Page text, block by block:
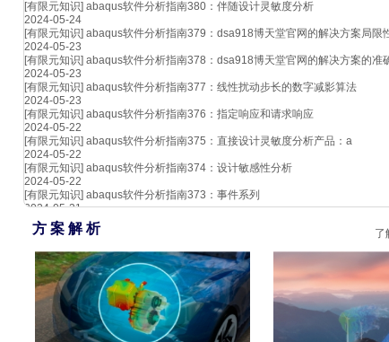
[有限元知识] abaqus软件分析指南380：伴随设计灵敏度分析
2024-05-24
[有限元知识] abaqus软件分析指南379：dsa918博天堂官网的解决方案局限
2024-05-23
[有限元知识] abaqus软件分析指南378：dsa918博天堂官网的解决方案的准
2024-05-23
[有限元知识] abaqus软件分析指南377：线性扰动步长的数字减影算法
2024-05-23
[有限元知识] abaqus软件分析指南376：指定响应和请求响应
2024-05-22
[有限元知识] abaqus软件分析指南375：直接设计灵敏度分析产品：a
2024-05-22
[有限元知识] abaqus软件分析指南374：设计敏感性分析
2024-05-22
[有限元知识] abaqus软件分析指南373：事件系列
2024-05-21
方 案 解 析 了